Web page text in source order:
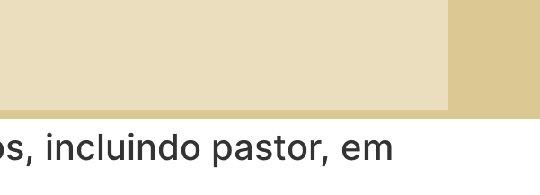
incluindo pastor, em